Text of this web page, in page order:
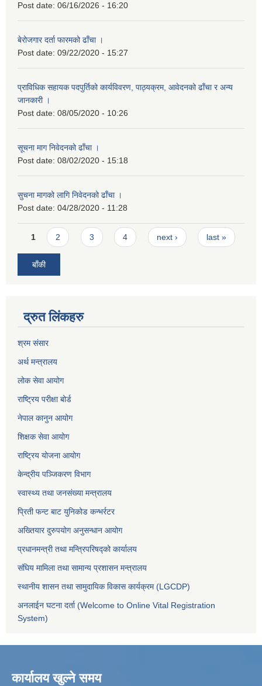
Post date: 06/16/2026 - 16:20
बेरोजगार दर्ता फारमको ढाँचा ।
Post date: 09/22/2020 - 15:27
प्राविधिक सहायक पदपुर्तिको कार्यविवरण, पाठ्यक्रम, आवेदनको ढाँचा र अन्य
जानकारी ।
Post date: 08/05/2020 - 10:26
सूचना माग निवेदनको ढाँचा ।
Post date: 08/02/2020 - 15:18
सुचना मागको लागि निवेदनको ढाँचा ।
Post date: 04/28/2020 - 11:28
Pages
1 2 3 4 next › last »
बाँकी
द्रुत लिंकहरु
श्रम संसार
अर्थ मन्त्रालय
लोक सेवा आयोग
राष्ट्रिय परीक्षा बोर्ड
नेपाल कानुन आयोग
शिक्षक सेवा आयोग
राष्ट्रिय योजना आयोग
केन्द्रीय पञ्जिकरण विभाग
स्वास्थ्य तथा जनसंख्या मन्त्रालय
प्रिती फन्ट बाट युनिकोड कन्भर्रटर
अख्तियार दुरुपयोग अनुसन्धान आयोग
प्रधानमन्त्री तथा मन्त्रिपरिषद्को कार्यालय
संघिय मामिला तथा सामान्य प्रशासन मन्त्रालय
स्थानीय शासन तथा सामुदायिक विकास कार्यक्रम (LGCDP)
अनलाईन घटना दर्ता (Welcome to Online Vital Registration
System)
कार्यालय खुल्ने समय